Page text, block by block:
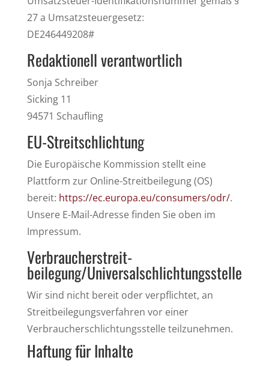
27 a Umsatzsteuergesetz:
DE246449208#
Redaktionell verantwortlich
Sonja Schreiber
Sicking 11
94571 Schaufling
EU-Streitschlichtung
Die Europäische Kommission stellt eine
Plattform zur Online-Streitbeilegung (OS)
bereit: https://ec.europa.eu/consumers/odr/.
Unsere E-Mail-Adresse finden Sie oben im
Impressum.
Verbraucher­streit­
beilegung/Universal­schlichtungs­stelle
Wir sind nicht bereit oder verpflichtet, an
Streitbeilegungsverfahren vor einer
Verbraucherschlichtungsstelle teilzunehmen.
Haftung für Inhalte